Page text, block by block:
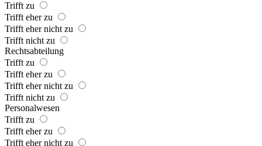
Trifft zu
Trifft eher zu
Trifft eher nicht zu
Trifft nicht zu
Rechtsabteilung
Trifft zu
Trifft eher zu
Trifft eher nicht zu
Trifft nicht zu
Personalwesen
Trifft zu
Trifft eher zu
Trifft eher nicht zu